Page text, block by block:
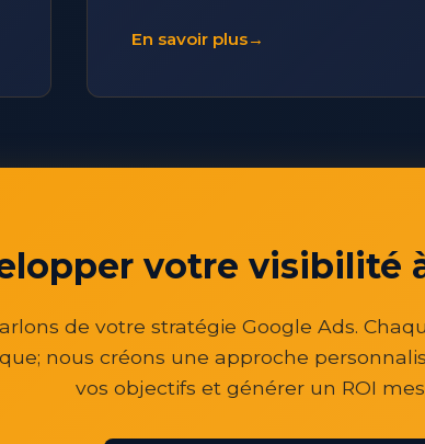
En savoir plus→
votre visibilité
de votre stratégie Google Ads.
nous créons une approche
vos objectifs et générer un ROI